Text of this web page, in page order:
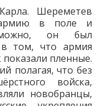
Шереметев
армию в поле и
он был
в том, что армия
пленные.
полагая, что без
войска,
новобранцы,